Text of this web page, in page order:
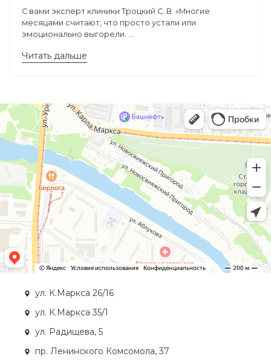
С вами эксперт клиники Троцкий С. В. «Многие
месяцами считают, что просто устали или
эмоционально выгорели. ...
Читать дальше
ул. К.Маркса 26/16
ул. К.Маркса 35/1
ул. Радищева, 5
пр. Ленинского Комсомола, 37